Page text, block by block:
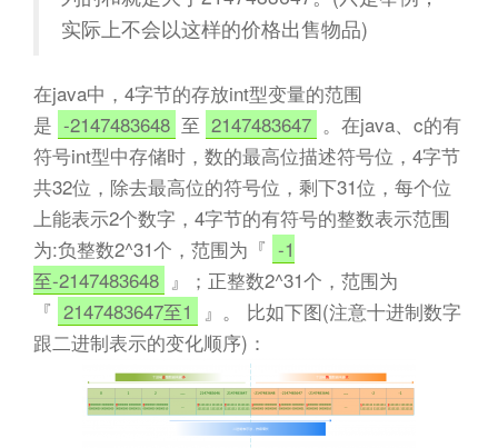
实际上不会以这样的价格出售物品)
在java中，4字节的存放int型变量的范围
是 -2147483648 至 2147483647 。在java、c的有
符号int型中存储时，数的最高位描述符号位，4字节
共32位，除去最高位的符号位，剩下31位，每个位
上能表示2个数字，4字节的有符号的整数表示范围
为:负整数2^31个，范围为『 -1
至-2147483648 』；正整数2^31个，范围为
『 2147483647至1 』。 比如下图(注意十进制数字
跟二进制表示的变化顺序)：